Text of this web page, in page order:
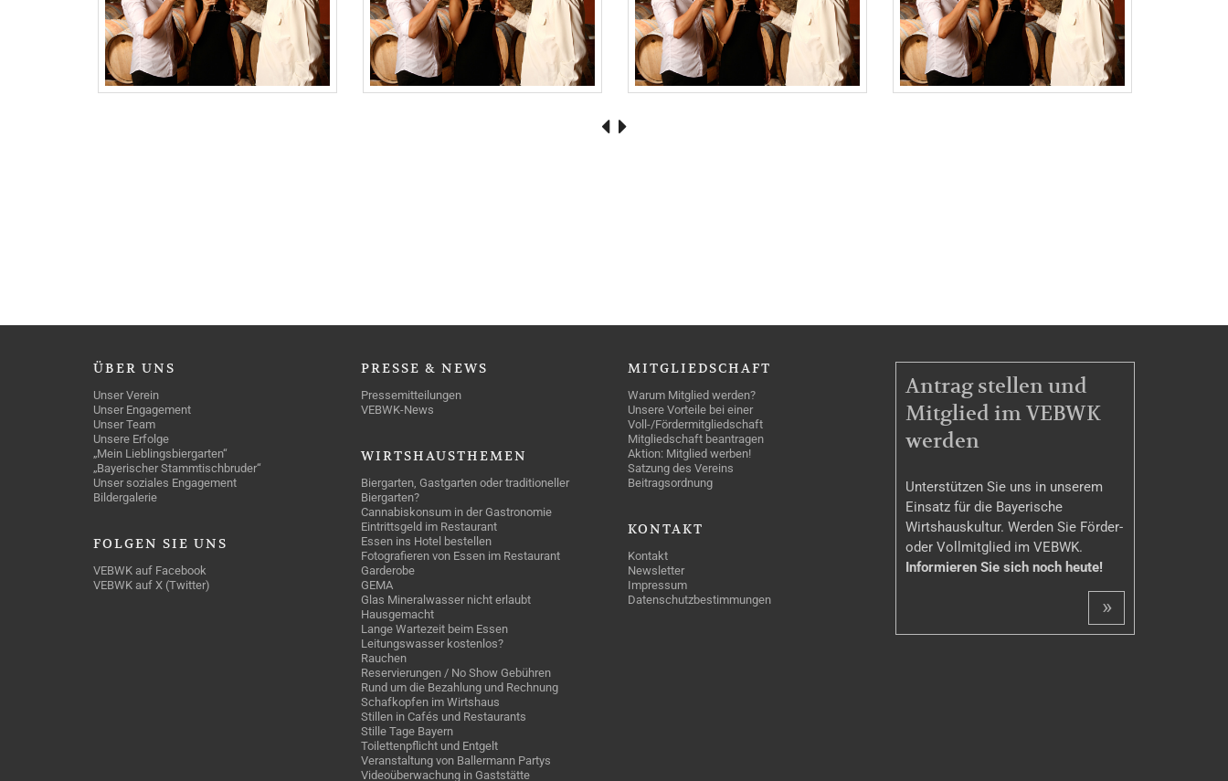
ÜBER UNS
Unser Verein
Unser Engagement
Unser Team
Unsere Erfolge
„Mein Lieblingsbiergarten“
„Bayerischer Stammtischbruder“
Unser soziales Engagement
Bildergalerie
FOLGEN SIE UNS
VEBWK auf Facebook
VEBWK auf X (Twitter)
PRESSE & NEWS
Pressemitteilungen
VEBWK-News
WIRTSHAUSTHEMEN
Biergarten, Gastgarten oder traditioneller
Biergarten?
Cannabiskonsum in der Gastronomie
Eintrittsgeld im Restaurant
Essen ins Hotel bestellen
Fotografieren von Essen im Restaurant
Garderobe
GEMA
Glas Mineralwasser nicht erlaubt
Hausgemacht
Lange Wartezeit beim Essen
Leitungswasser kostenlos?
Rauchen
Reservierungen / No Show Gebühren
Rund um die Bezahlung und Rechnung
Schafkopfen im Wirtshaus
Stillen in Cafés und Restaurants
Stille Tage Bayern
Toilettenpflicht und Entgelt
Veranstaltung von Ballermann Partys
Videoüberwachung in Gaststätte
MITGLIEDSCHAFT
Warum Mitglied werden?
Unsere Vorteile bei einer
Voll-/Fördermitgliedschaft
Mitgliedschaft beantragen
Aktion: Mitglied werben!
Satzung des Vereins
Beitragsordnung
KONTAKT
Kontakt
Newsletter
Impressum
Datenschutzbestimmungen
MITGLIEDSCHAFT
Antrag stellen und
Mitglied im VEBWK
werden
Unterstützen Sie uns in unserem
Einsatz für die Bayerische
Wirtshauskultur. Werden Sie Förder-
oder Vollmitglied im VEBWK.
Informieren Sie sich noch heute!
»